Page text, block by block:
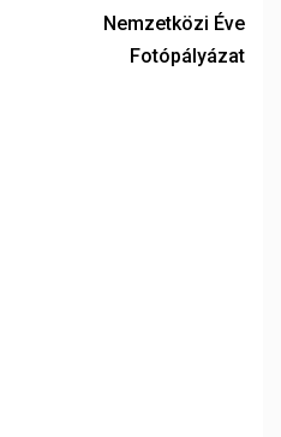
Nemzetközi Éve
Fotópályázat